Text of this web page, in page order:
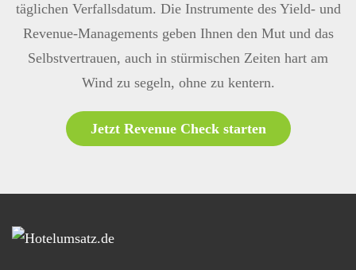
täglichen Verfallsdatum. Die Instrumente des Yield- und
Revenue-Managements geben Ihnen den Mut und das
Selbstvertrauen, auch in stürmischen Zeiten hart am
Wind zu segeln, ohne zu kentern.
Jetzt Revenue Check starten